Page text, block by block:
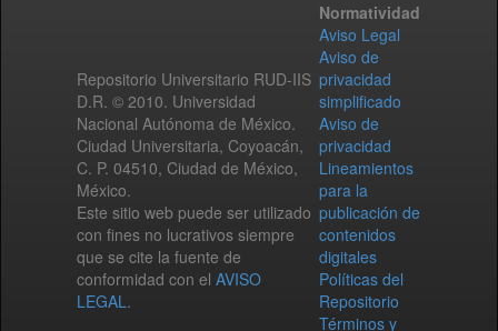
Repositorio Universitario RUD-IIS
D.R. © 2010. Universidad
Nacional Autónoma de México.
Ciudad Universitaria, Coyoacán,
C. P. 04510, Ciudad de México,
México.
Este sitio web puede ser utilizado
con fines no lucrativos siempre
que se cite la fuente de
conformidad con el AVISO
LEGAL.
Normatividad
Aviso Legal
Aviso de
privacidad
simplificado
Aviso de
privacidad
Lineamientos
para la
publicación de
contenidos
digitales
Políticas del
Repositorio
Términos y